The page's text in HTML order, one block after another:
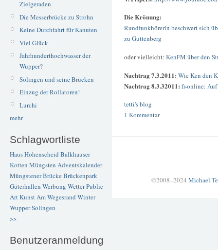
Zielgeraden
Die Messerbrücke zu Strohn
Keine Durchfahrt für Kanuten
Viel Glück
Jahrhunderthochwasser der
Wupper?
Solingen und seine Brücken
Einzug der Rollatoren!
Lurchi
mehr
Schlagwortliste
Haus Hohenscheid Balkhauser
Kotten Müngsten Adventskalender
Müngstener BrückeBrückenpark
Güterhallen Werbung WetterPublic
ArtKunstAm Wegesrand Winter
WupperSolingen
>>
Benutzeranmeldung
Die Krönung:
Rundfunkhörerin beschwert sich
zu Guttenberg
oder vielleicht: KenFM über den
Nachtrag 7.3.2011: Wie Ken den
Nachtrag 8.3.32011: fr-online: Auf
tetti's blog
1 Kommentar
©2008–2024 Michael